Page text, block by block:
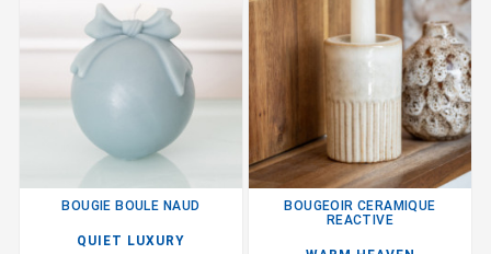
BOUGIE BOULE NAUD
QUIET LUXURY
BOUGEOIR CERAMIQUE
REACTIVE